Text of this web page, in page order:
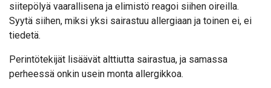
siitepölyä vaarallisena ja elimistö reagoi siihen oireilla.
Syytä siihen, miksi yksi sairastuu allergiaan ja toinen ei, ei
tiedetä.
Perintötekijät lisäävät alttiutta sairastua, ja samassa
perheessä onkin usein monta allergikkoa.